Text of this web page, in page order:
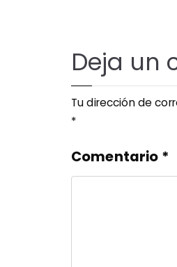
Deja un
Tu dirección de
*
Comentario *